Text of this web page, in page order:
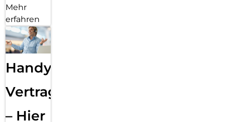
Mehr
erfahren
Handy
Vertragsabwicklung
– Hier